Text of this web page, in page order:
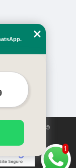
Copyright©
1